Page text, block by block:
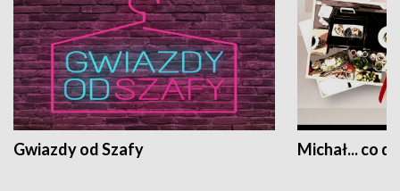
Gwiazdy od Szafy Michał... co